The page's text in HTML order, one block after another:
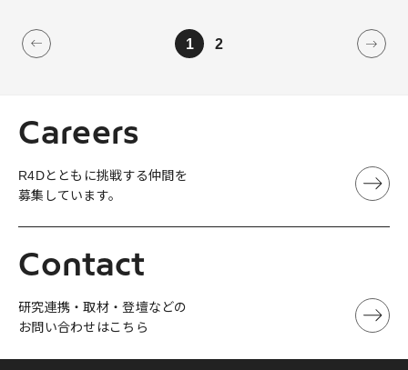
1 2
Careers
R4Dとともに挑戦する仲間を
募集しています。
Contact
研究連携・取材・登壇などの
お問い合わせはこちら